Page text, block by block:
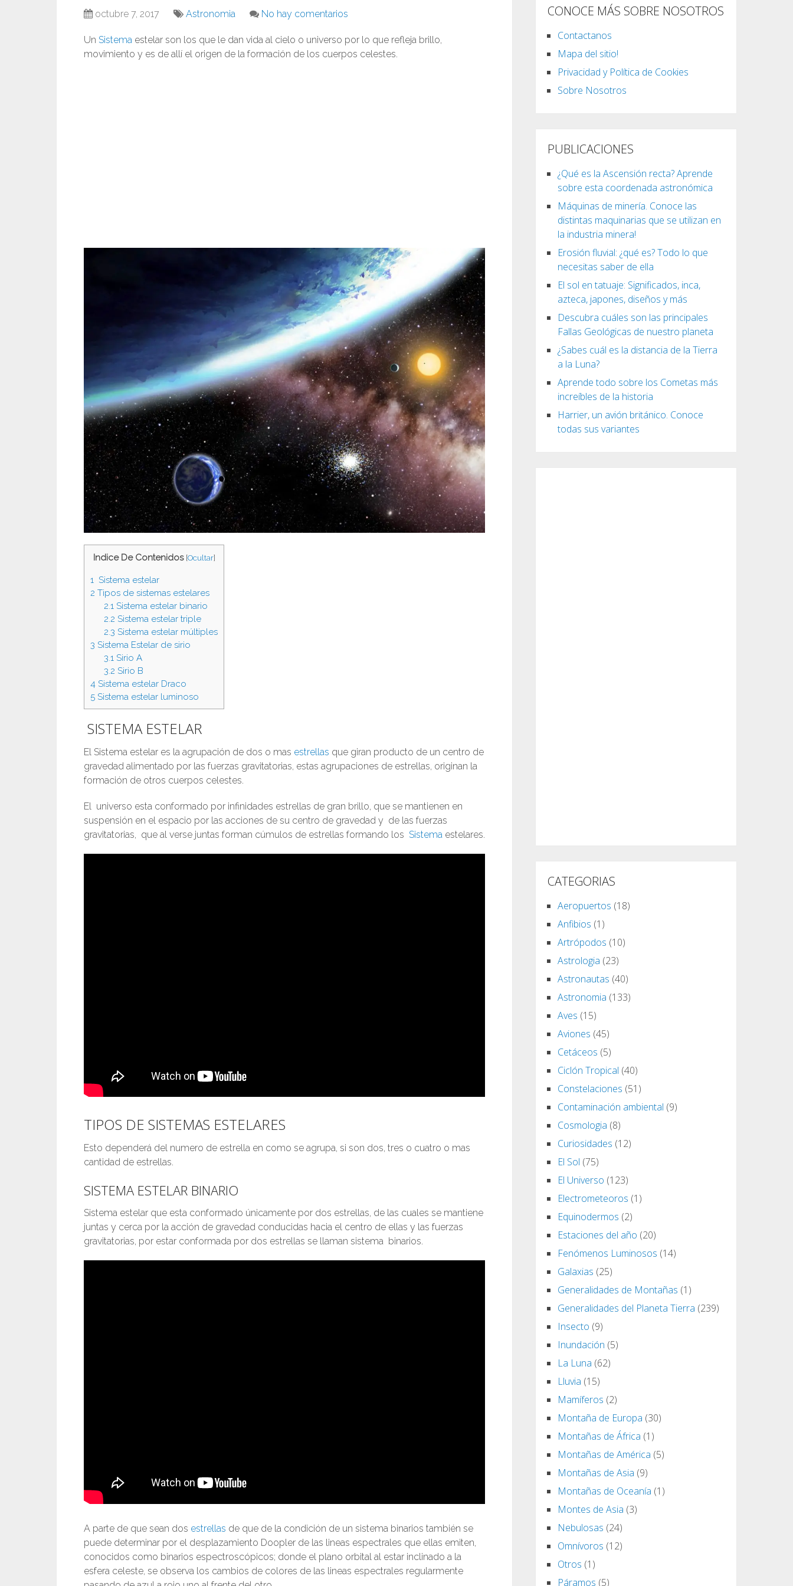
octubre 7, 2017 Astronomia No hay comentarios
Un Sistema estelar son los que le dan vida al cielo o universo por lo que refleja brillo,
movimiento y es de allí el origen de la formación de los cuerpos celestes.
Indice De Contenidos [Ocultar]
1 Sistema estelar
2 Tipos de sistemas estelares
2.1Sistema estelar binario
2.2 Sistema estelar triple
2.3 Sistema estelar múltiples
3 Sistema Estelar de sirio
3.1Sirio A
3.2 Sirio B
4 Sistema estelar Draco
5 Sistema estelar luminoso
SISTEMA ESTELAR
El Sistema estelar es la agrupación de dos o mas estrellas que giran producto de un centro de
gravedad alimentado por las fuerzas gravitatorias, estas agrupaciones de estrellas, originan la
formación de otros cuerpos celestes.
El universo esta conformado por infinidades estrellas de gran brillo, que se mantienen en
suspensión en el espacio por las acciones de su centro de gravedad y de las fuerzas
gravitatorias, que al verse juntas forman cúmulos de estrellas formando los Sistema estelares.
TIPOS DE SISTEMAS ESTELARES
Esto dependerá del numero de estrella en como se agrupa, si son dos, tres o cuatro o mas
cantidad de estrellas.
SISTEMA ESTELAR BINARIO
Sistema estelar que esta conformado únicamente por dos estrellas, de las cuales se mantiene
juntas y cerca por la acción de gravedad conducidas hacia el centro de ellas y las fuerzas
gravitatorias, por estar conformada por dos estrellas se llaman sistema binarios.
A parte de que sean dos estrellas de que de la condición de un sistema binarios también se
puede determinar por el desplazamiento Doopler de las lineas espectrales que ellas emiten,
conocidos como binarios espectroscópicos; donde el plano orbital al estar inclinado a la
esfera celeste, se observa los cambios de colores de las lineas espectrales regularmente
CONOCE MÁS SOBRE NOSOTROS
Contactanos
Mapa del sitio!
Privacidad y Política de Cookies
Sobre Nosotros
PUBLICACIONES
¿Qué es la Ascensión recta? Aprende
sobre esta coordenada astronómica
Máquinas de minería. Conoce las
distintas maquinarias que se utilizan en
la industria minera!
Erosión fluvial: ¿qué es? Todo lo que
necesitas saber de ella
El sol en tatuaje: Significados, inca,
azteca, japones, diseños y más
Descubra cuáles son las principales
Fallas Geológicas de nuestro planeta
¿Sabes cuál es la distancia de la Tierra
a la Luna?
Aprende todo sobre los Cometas más
increíbles de la historia
Harrier, un avión británico. Conoce
todas sus variantes
CATEGORIAS
Aeropuertos (18)
Anfibios (1)
Artrópodos (10)
Astrologia (23)
Astronautas (40)
Astronomia (133)
Aves (15)
Aviones (45)
Cetáceos (5)
Ciclón Tropical (40)
Constelaciones (51)
Contaminación ambiental (9)
Cosmologia (8)
Curiosidades (12)
El Sol (75)
El Universo (123)
Electrometeoros (1)
Equinodermos (2)
Estaciones del año (20)
Fenómenos Luminosos (14)
Galaxias (25)
Generalidades de Montañas (1)
Generalidades del Planeta Tierra (239)
Insecto (9)
Inundación (5)
La Luna (62)
Lluvia (15)
Mamíferos (2)
Montaña de Europa (30)
Montañas de África (1)
Montañas de América (5)
Montañas de Asia (9)
Montañas de Oceanía (1)
Montes de Asia (3)
Nebulosas (24)
Omnívoros (12)
Otros (1)
Páramos (5)